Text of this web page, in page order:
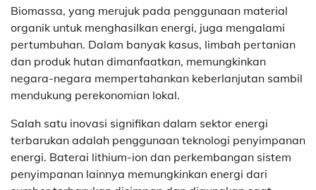
Biomassa, yang merujuk pada penggunaan material
organik untuk menghasilkan energi, juga mengalami
pertumbuhan. Dalam banyak kasus, limbah pertanian
dan produk hutan dimanfaatkan, memungkinkan
negara-negara mempertahankan keberlanjutan sambil
mendukung perekonomian lokal.
Salah satu inovasi signifikan dalam sektor energi
terbarukan adalah penggunaan teknologi penyimpanan
energi. Baterai lithium-ion dan perkembangan sistem
penyimpanan lainnya memungkinkan energi dari